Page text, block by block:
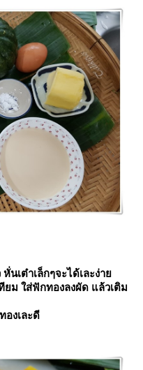
นเต๋าเล็กๆจะได้เละง่า
ยม ใส่ฟักทองลงผัด แล้วเติม
งเละดี